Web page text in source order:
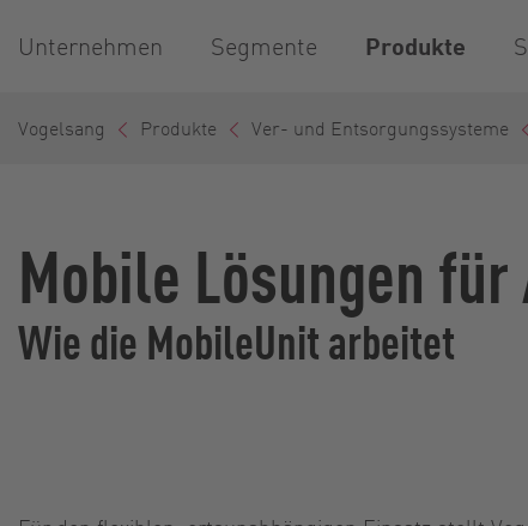
Unternehmen Segmente Produkte
Vogelsang Produkte Ver- und Entsorgungssysteme
Mobile Lösungen
Wie die MobileUnit arbeitet